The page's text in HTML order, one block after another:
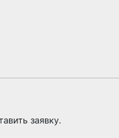
заявку.